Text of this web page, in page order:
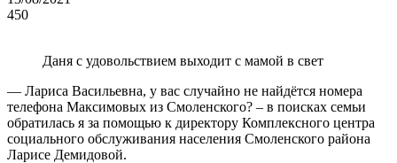
450
Даня с удовольствием выходит с мамой в свет
— Лариса Васильевна, у вас случайно не найдётся номера
телефона Максимовых из Смоленского? – в поисках семьи
обратилась я за помощью к директору Комплексного центра
социального обслуживания населения Смоленского района
Ларисе Демидовой.